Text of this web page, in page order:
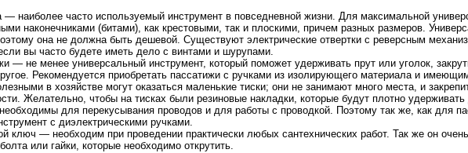
— наиболее часто используемый инструмент в повседневной жизни. Для максимальной
наконечниками (битами), как крестовыми, так и плоскими, причем разных размеров.
она не должна быть дешевой. Существуют электрические отвертки с реверсным
вы часто будете иметь дело с винтами и шурупами.
— не менее универсальный инструмент, который поможет удерживать прут или уголок,
Рекомендуется приобретать пассатижи с ручками из изолирующего материала и
в хозяйстве могут оказаться маленькие тиски; они не занимают много места, и
Желательно, чтобы на тисках были резиновые накладки, которые будут плотно
для перекусывания проводов и для работы с проводкой. Поэтому так же, как для
с диэлектрическими ручками.
ключ — необходим при проведении практически любых сантехнических работ. Так же он
или гайки, которые необходимо открутить.